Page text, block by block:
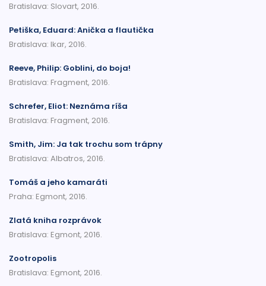
Bratislava: Slovart, 2016.
Petiška, Eduard: Anička a flautička
Bratislava: Ikar, 2016.
Reeve, Philip: Goblini, do boja!
Bratislava: Fragment, 2016.
Schrefer, Eliot: Neznáma ríša
Bratislava: Fragment, 2016.
Smith, Jim: Ja tak trochu som trápny
Bratislava: Albatros, 2016.
Tomáš a jeho kamaráti
Praha: Egmont, 2016.
Zlatá kniha rozprávok
Bratislava: Egmont, 2016.
Zootropolis
Bratislava: Egmont, 2016.